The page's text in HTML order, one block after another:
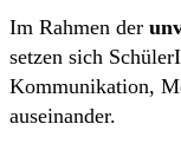
Im Rahmen der
setzen sich
Kommunikation,
auseinander.